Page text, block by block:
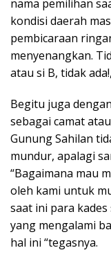
nama pemilihan
kondisi daerah
pembicaraan
menyenangkan.
atau si B, tidak
Begitu juga
sebagai camat
Gunung Sahilan
mundur, apalagi
“Bagaimana mau
oleh kami untuk
saat ini para
yang mengalami
hal ini “tegasnya.